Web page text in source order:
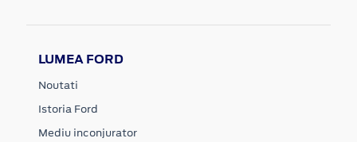
LUMEA FORD
Noutati
Istoria Ford
Mediu inconjurator